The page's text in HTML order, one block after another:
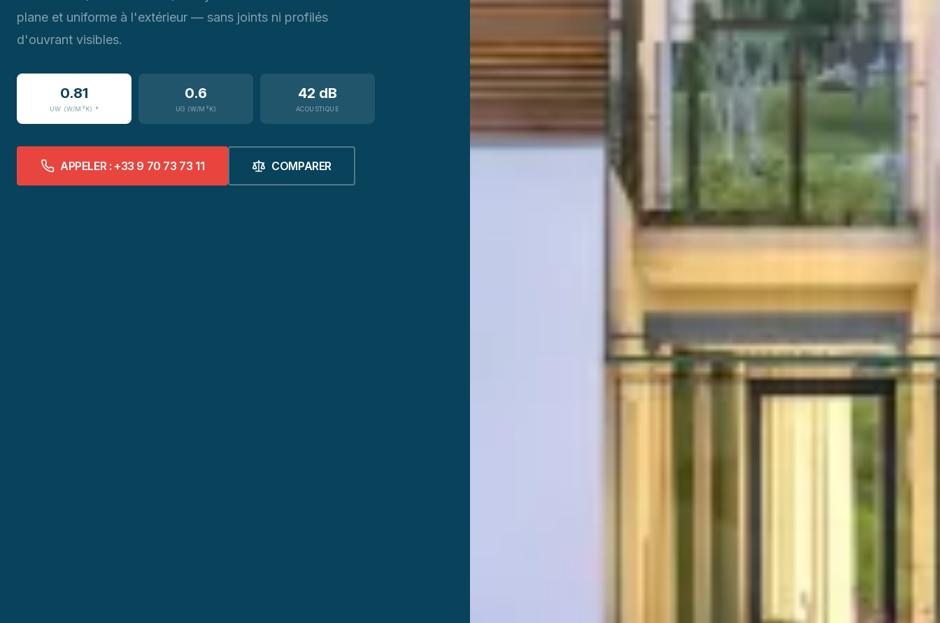
plane et uniforme à l'extérieur — sans joints ni profilés
d'ouvrant visibles.
0.81
UW (W/M²K) *
0.6
UG (W/M²K)
42 dB
ACOUSTIQUE
APPELER : +33 9 70 73 73 11 COMPARER